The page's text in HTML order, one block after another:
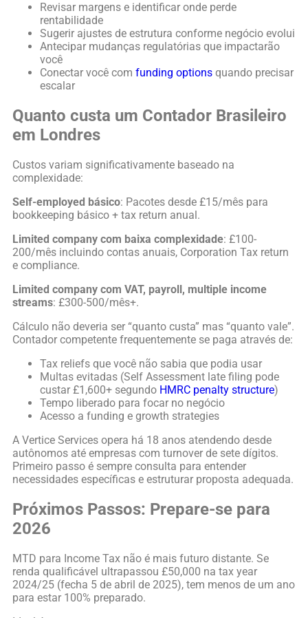
Revisar margens e identificar onde perde
rentabilidade
Sugerir ajustes de estrutura conforme negócio evolui
Antecipar mudanças regulatórias que impactarão
você
Conectar você com funding options quando precisar
escalar
Quanto custa um Contador Brasileiro
em Londres
Custos variam significativamente baseado na
complexidade:
Self-employed básico: Pacotes desde £15/mês para
bookkeeping básico + tax return anual.
Limited company com baixa complexidade: £100-
200/mês incluindo contas anuais, Corporation Tax return
e compliance.
Limited company com VAT, payroll, multiple income
streams: £300-500/mês+.
Cálculo não deveria ser “quanto custa” mas “quanto vale”.
Contador competente frequentemente se paga através de:
Tax reliefs que você não sabia que podia usar
Multas evitadas (Self Assessment late filing pode
custar £1,600+ segundo HMRC penalty structure)
Tempo liberado para focar no negócio
Acesso a funding e growth strategies
A Vertice Services opera há 18 anos atendendo desde
autônomos até empresas com turnover de sete dígitos.
Primeiro passo é sempre consulta para entender
necessidades específicas e estruturar proposta adequada.
Próximos Passos: Prepare-se para
2026
MTD para Income Tax não é mais futuro distante. Se
renda qualificável ultrapassou £50,000 na tax year
2024/25 (fecha 5 de abril de 2025), tem menos de um ano
para estar 100% preparado.